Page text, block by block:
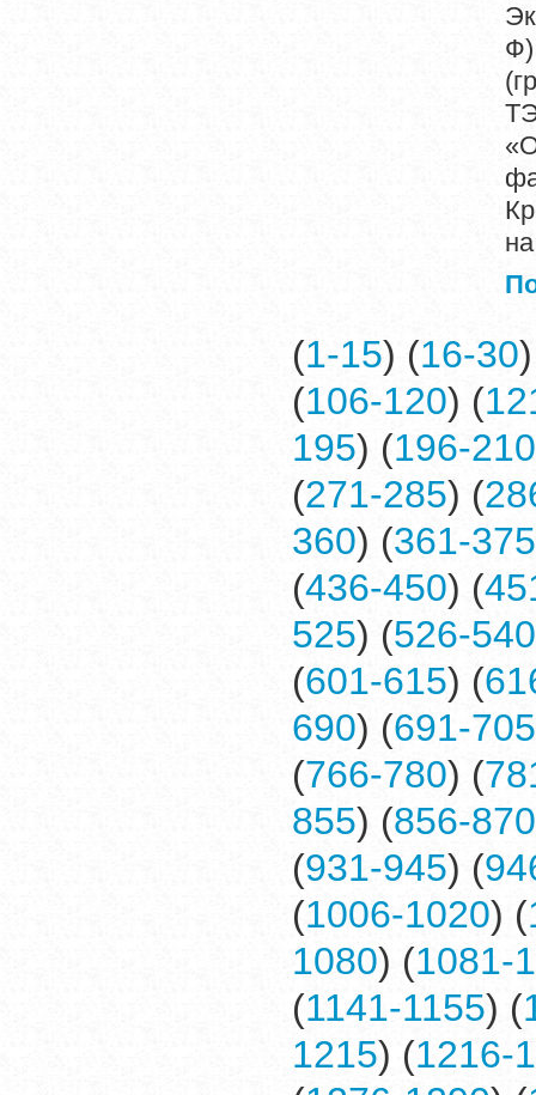
(1-15) (16-30
(106-120) (
195) (196-210
(271-285) (
360) (361-375
(436-450) (
525) (526-540
(601-615) (
690) (691-705
(766-780) (
855) (856-870
(931-945) (
(1006-1020) (
1080) (1081-
(1141-1155) (
1215) (1216-